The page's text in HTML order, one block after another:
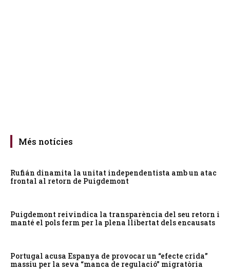
Més notícies
Rufián dinamita la unitat independentista amb un atac
frontal al retorn de Puigdemont
Puigdemont reivindica la transparència del seu retorn i
manté el pols ferm per la plena llibertat dels encausats
Portugal acusa Espanya de provocar un “efecte crida”
massiu per la seva “manca de regulació” migratòria